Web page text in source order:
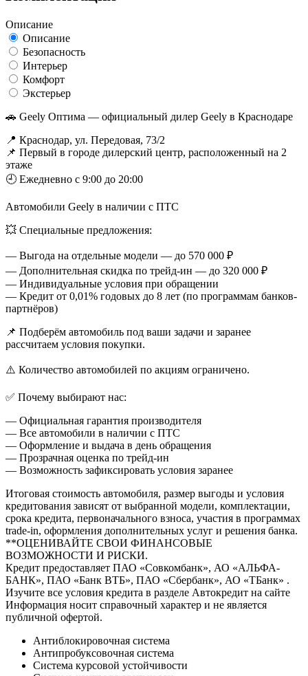
Описание
Описание
Безопасность
Интерьер
Комфорт
Экстерьер
🚗 Geely Оптима — официальный дилер Geely в Краснодаре
📍 Краснодар, ул. Передовая, 73/2
📌 Первый в городе дилерский центр, расположенный на 2
этаже
🕘 Ежедневно с 9:00 до 20:00
Автомобили Geely в наличии с ПТС
💥 Специальные предложения:
— Выгода на отдельные модели — до 570 000 ₽
— Дополнительная скидка по трейд-ин — до 320 000 ₽
— Индивидуальные условия при обращении
— Кредит от 0,01% годовых до 8 лет (по программам банков-
партнёров)
📌 Подберём автомобиль под ваши задачи и заранее
рассчитаем условия покупки.
⚠️ Количество автомобилей по акциям ограничено.
✅ Почему выбирают нас:
— Официальная гарантия производителя
— Все автомобили в наличии с ПТС
— Оформление и выдача в день обращения
— Прозрачная оценка по трейд-ин
— Возможность зафиксировать условия заранее
Итоговая стоимость автомобиля, размер выгоды и условия
кредитования зависят от выбранной модели, комплектации,
срока кредита, первоначального взноса, участия в программах
trade-in, оформления дополнительных услуг и решения банка.
**ОЦЕНИВАЙТЕ СВОИ ФИНАНСОВЫЕ
ВОЗМОЖНОСТИ И РИСКИ.
Кредит предоставляет ПАО «Совкомбанк», АО «АЛЬФА-
БАНК», ПАО «Банк ВТБ», ПАО «Сбербанк», АО «ТБанк» .
Изучите все условия кредита в разделе Автокредит на сайте
Информация носит справочный характер и не является
публичной офертой.
Антиблокировочная система
Антипробуксовочная система
Система курсовой устойчивости